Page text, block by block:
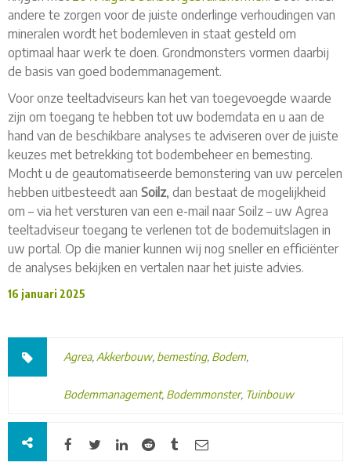
andere te zorgen voor de juiste onderlinge verhoudingen van
mineralen wordt het bodemleven in staat gesteld om
optimaal haar werk te doen. Grondmonsters vormen daarbij
de basis van goed bodemmanagement.
Voor onze teeltadviseurs kan het van toegevoegde waarde
zijn om toegang te hebben tot uw bodemdata en u aan de
hand van de beschikbare analyses te adviseren over de juiste
keuzes met betrekking tot bodembeheer en bemesting.
Mocht u de geautomatiseerde bemonstering van uw percelen
hebben uitbesteedt aan Soilz, dan bestaat de mogelijkheid
om – via het versturen van een e-mail naar Soilz – uw Agrea
teeltadviseur toegang te verlenen tot de bodemuitslagen in
uw portal. Op die manier kunnen wij nog sneller en efficiënter
de analyses bekijken en vertalen naar het juiste advies.
16 januari 2025
Agrea, Akkerbouw, bemesting, Bodem,
Bodemmanagement, Bodemmonster, Tuinbouw